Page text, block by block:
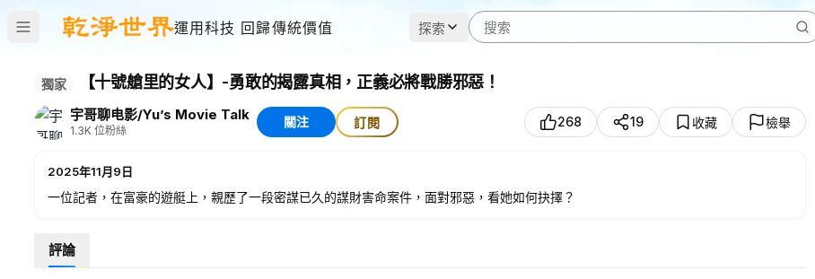
運用科技 回歸傳統價值 探索
獨家 【十號艙里的女人】-勇敢的揭露真相，正義必將戰勝邪惡！
宇哥聊电影/Yu’s Movie Talk
1.3K 位粉絲
關注 訂閱 268 19 收藏 檢舉
2025年11月9日
一位記者，在富豪的遊艇上，親歷了一段密謀已久的謀財害命案件，面對邪惡，看她如何抉擇？
評論